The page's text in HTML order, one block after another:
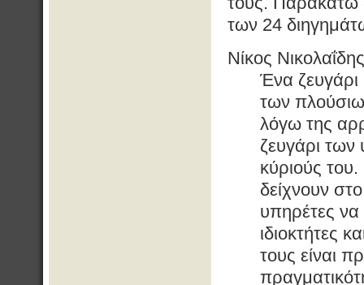
των 24
Νίκος
Ένα ζευγάρι
των
λόγω της
ζευγάρι
κύριούς
δείχνουν
υπηρέτες να
ιδιοκτήτες
τους είναι